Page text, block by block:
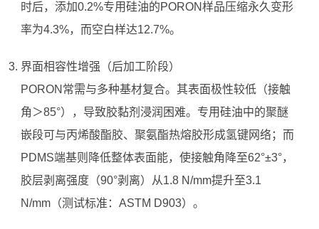
时后，添加0.2%专用硅油的PORON样品压缩永久变形
率为4.3%，而空白样达12.7%。
界面相容性增强（后加工阶段）
PORON常需与多种基材复合。其表面极性较低（接触
角＞85°），导致胶黏剂浸润困难。专用硅油中的聚醚
嵌段可与丙烯酸酯胶、聚氨酯热熔胶形成氢键网络；而
PDMS端基则降低整体表面能，使接触角降至62°±3°，
胶层剥离强度（90°剥离）从1.8 N/mm提升至3.1
N/mm（测试标准：ASTM D903）。